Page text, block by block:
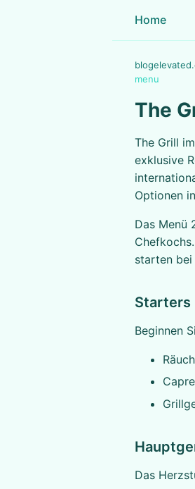
Home
menu
The
The Grill
exklusive
Optionen
Das Menü
starten bei
Starters
Beginnen
Das